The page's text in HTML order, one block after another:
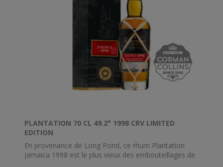
PLANTATION 70 CL 49.2° 1998 CRV LIMITED
EDITION
En provenance de Long Pond, ce rhum Plantation
Jamaica 1998 est le plus vieux des embouteillages de